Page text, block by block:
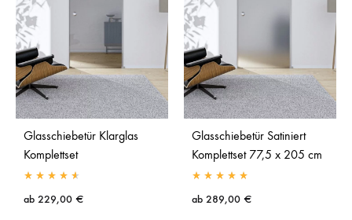
Glasschiebetür Klarglas
Komplettset
ab 229,00 €
Glasschiebetür Satiniert
Komplettset 77,5 x 205 cm
ab 289,00 €